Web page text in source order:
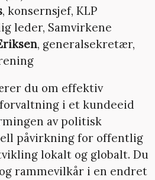
, konsernsjef, KLP
leder, Samvirkene
, generalsekretær,
du om effektiv
i et kundeeid
av politisk
påvirkning for offentlig
lokalt og globalt. Du
rammevilkår i en endret